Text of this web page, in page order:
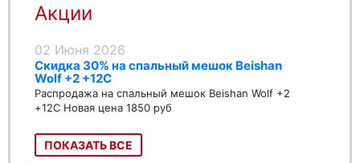
Акции
02 Июня 2026
Скидка 30% на спальный мешок Beishan
Wolf +2 +12C
Распродажа на спальный мешок Beishan Wolf +2
+12C Новая цена 1850 руб
ПОКАЗАТЬ ВСЕ